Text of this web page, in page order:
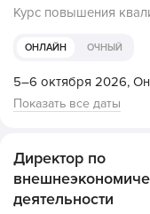
Курс повышения
ОНЛАЙН ОЧНЫЙ
5–6 октября 2026,
Показать все даты
Директор по
деятельности